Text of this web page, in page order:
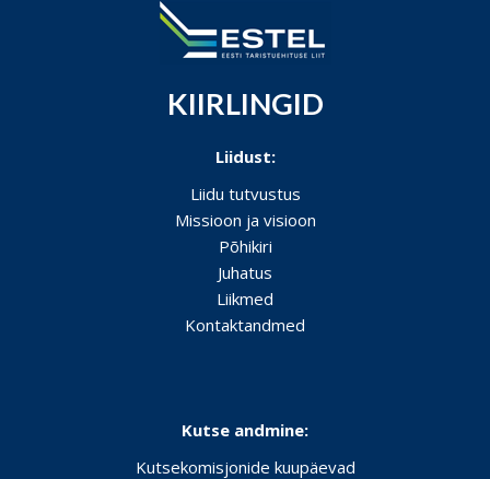
KIIRLINGID
Liidust:
Liidu tutvustus
Missioon ja visioon
Põhikiri
Juhatus
Liikmed
Kontaktandmed
Kutse andmine:
Kutsekomisjonide kuupäevad